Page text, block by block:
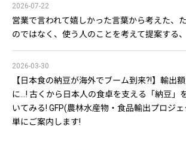
営業で言われて嬉しかった言葉から考えた、
のではなく、使う人のことを考えて提案する
2026-07-22
【日本食の納豆が海外でブーム到来?!】輸出
に…! 古くから日本人の食卓を支える「納豆」
いてみる! GFP(農林水産物・食品輸出プロジ
単にご案内します!
2026-03-30